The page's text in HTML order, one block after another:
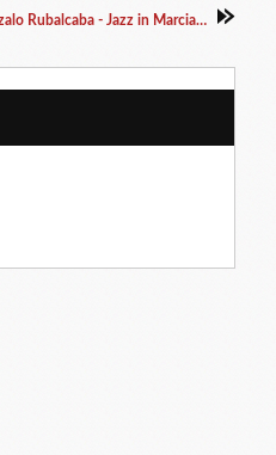
Al di Meola World Sinfonia &amp; Gonzalo Rubalcaba - Jazz in Marciac 2011